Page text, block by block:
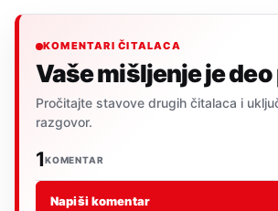
KOMENTARI ČITALACA
Vaše mišljenje je
Pročitajte stavove drugih čitalaca i
razgovor.
1KOMENTAR
Napiši komentar